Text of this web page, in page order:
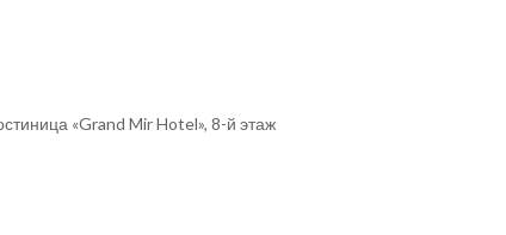
«Grand Mir Hotel», 8-й этаж